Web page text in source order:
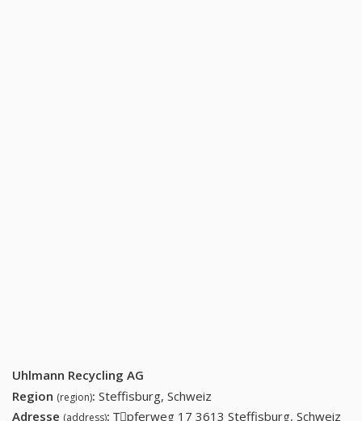
Uhlmann Recycling AG
Region (region): Steffisburg, Schweiz
Adresse (address): Tِpferweg 17 3613 Steffisburg, Schweiz